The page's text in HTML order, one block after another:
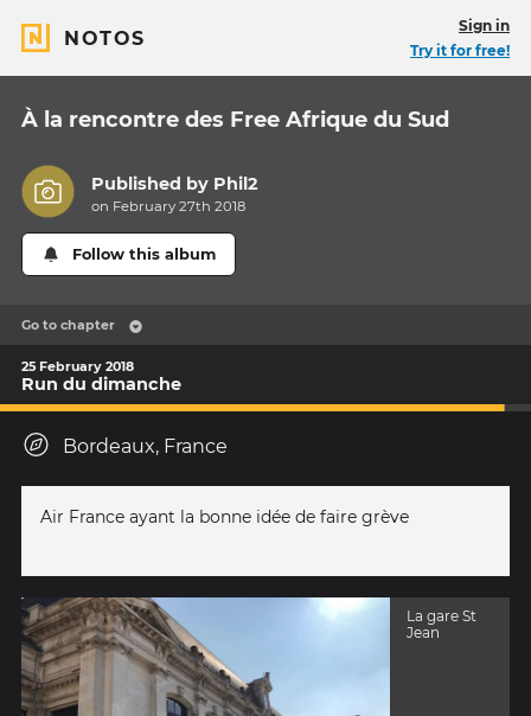
NOTOS
Sign in
Try it for free!
À la rencontre des Free Afrique du Sud
Published by Phil2
on February 27th 2018
Follow this album
Go to chapter
25 February 2018
Run du dimanche
Bordeaux, France
Air France ayant la bonne idée de faire grève
La gare St
Jean